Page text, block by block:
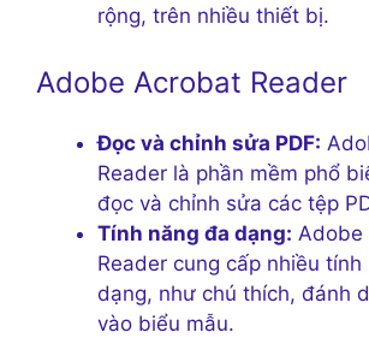
rộng, trên nhiều thiết bị.
Adobe Acrobat Reader
Đọc và chỉnh sửa PDF:
Reader là phần mềm phổ
đọc và chỉnh sửa các tệp
Tính năng đa dạng: Adobe
Reader cung cấp nhiều tính
dạng, như chú thích, đánh
vào biểu mẫu.